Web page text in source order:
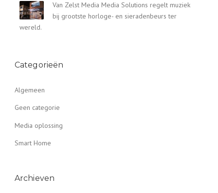
Van Zelst Media Media Solutions regelt muziek
bij grootste horloge- en sieradenbeurs ter
wereld.
Categorieën
Algemeen
Geen categorie
Media oplossing
Smart Home
Archieven